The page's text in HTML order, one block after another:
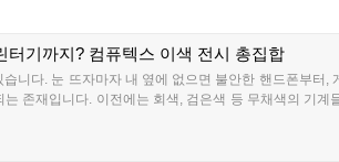
터기까지? 컴퓨텍스 이색 전시 총집합
니다. 눈 뜨자마자 내 옆에 없으면 불안한 핸드폰부터
존재입니다. 이전에는 회색, 검은색 등 무채색의 기